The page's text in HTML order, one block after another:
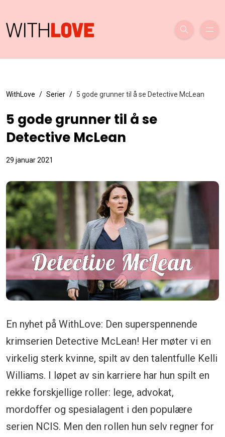
WithLove Serier 5 gode grunner til å se Detective McLean
5 gode grunner til å se
Detective McLean
29 januar 2021
En nyhet på WithLove: Den superspennende
krimserien Detective McLean! Her møter vi en
virkelig sterk kvinne, spilt av den talentfulle Kelli
Williams. I løpet av sin karriere har hun spilt en
rekke forskjellige roller: lege, advokat,
mordoffer og spesialagent i den populære
serien NCIS. Men den rollen hun selv regner for